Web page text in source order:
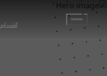
انتقل إلى المحتوى الرئيسي
أقسام